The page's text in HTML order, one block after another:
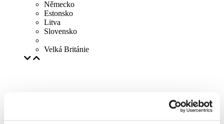
Německo
Estonsko
Litva
Slovensko
Velká Británie